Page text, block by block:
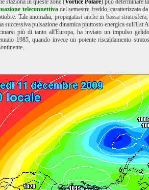
staziona in queste zone (Vortice Polare) può determinare
teleconnettivadel semestre freddo, caratterizzata da
Tale anomalia,propagatasi anche in bassa stratosfera,
successiva pulsazione dinamica piuttosto energica sull'Est
più di tanto all'Europa, ha inviato un impulso
1985, quando invece un potente riscaldamento